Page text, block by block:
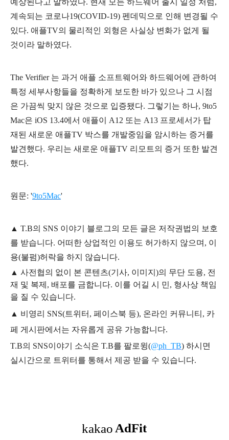
예상된다고 말하였다. 현재 모든 하드웨어 출시 일정 처럼,
계속되는 코로나19(COVID-19) 펜데믹으로 인해 변경될 수
있다. 애플TV의 물리적인 외형은 사실상 변화가 없게 될
것이라 말하였다.
The Verifier 는 과거 애플 소프트웨어와 하드웨어에 관하여
특정 세부사항들을 정확하게 보도한 바가 있으나 그 시점
은 가끔씩 맞지 않은 것으로 입증됐다. 그렇기는 하나, 9to5
Mac은 iOS 13.4에서 애플이 A12 또는 A13 프로세서가 탑
재된 새로운 애플TV 박스를 개발중임을 암시하는 증거를
발견했다. 우리는 새로운 애플TV 리모트의 증거 또한 발견
했다.
원문: '9to5Mac'
▲ T.B의 SNS 이야기 블 로그의 모든 글은 저작권법의 보호
를 받습니다. 어떠한 상업적인 이용도 허가하지 않으며, 이
용(불펌)허락을 하지 않습니다.
▲ 사전협의 없이 본 콘텐츠(기사, 이미지)의 무단 도용, 전
재 및 복제, 배포를 금합니다. 이를 어길 시 민, 형사상 책임
을 질 수 있습니다.
▲ 비영리 SNS(트위터, 페이스북 등), 온라인 커뮤니티, 카
페 게시판에서는 자유롭게 공유 가능합니다.
T.B의 SNS이야기 소식은 T.B를 팔로윙(@ph_TB) 하시면
실시간으로 트위터를 통해서 제공 받을 수 있습니다.